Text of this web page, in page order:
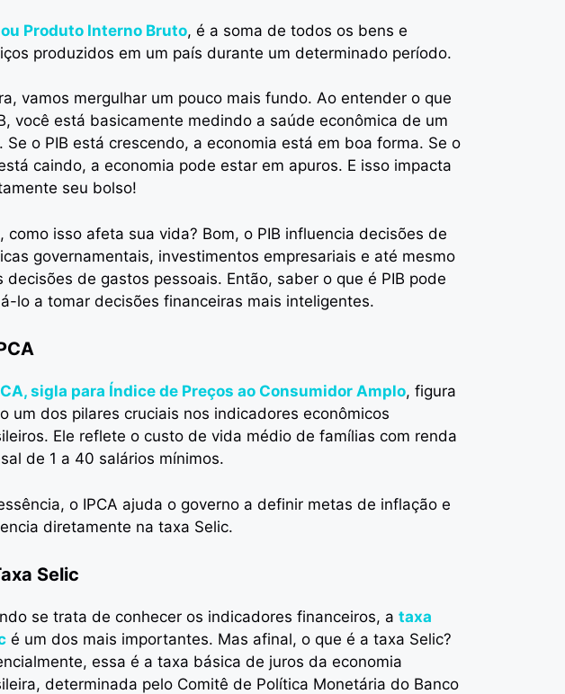
ou Produto Interno Bruto, é a soma de todos os bens e
produzidos em um país durante um determinado período.
vamos mergulhar um pouco mais fundo. Ao entender o que
você está basicamente medindo a saúde econômica de um
Se o PIB está crescendo, a economia está em boa forma. Se o
caindo, a economia pode estar em apuros. E isso impacta
seu bolso!
como isso afeta sua vida? Bom, o PIB influencia decisões de
governamentais, investimentos empresariais e até mesmo
decisões de gastos pessoais. Então, saber o que é PIB pode
lo a tomar decisões financeiras mais inteligentes.
sigla para Índice de Preços ao Consumidor Amplo, figura
um dos pilares cruciais nos indicadores econômicos
Ele reflete o custo de vida médio de famílias com renda
de 1 a 40 salários mínimos.
o IPCA ajuda o governo a definir metas de inflação e
diretamente na taxa Selic.
Selic
se trata de conhecer os indicadores financeiros, a taxa
é um dos mais importantes. Mas afinal, o que é a taxa Selic?
essa é a taxa básica de juros da economia
determinada pelo Comitê de Política Monetária do Banco